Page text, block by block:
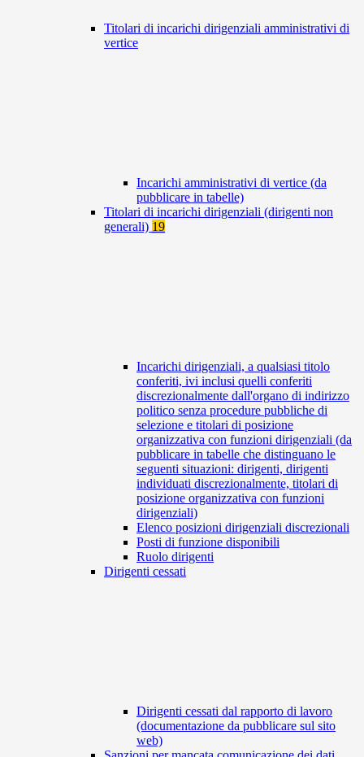
Titolari di incarichi dirigenziali amministrativi di
vertice
Incarichi amministrativi di vertice (da
pubblicare in tabelle)
Titolari di incarichi dirigenziali (dirigenti non
generali) 19
Incarichi dirigenziali, a qualsiasi titolo
conferiti, ivi inclusi quelli conferiti
discrezionalmente dall'organo di indirizzo
politico senza procedure pubbliche di
selezione e titolari di posizione
organizzativa con funzioni dirigenziali (da
pubblicare in tabelle che distinguano le
seguenti situazioni: dirigenti, dirigenti
individuati discrezionalmente, titolari di
posizione organizzativa con funzioni
dirigenziali)
Elenco posizioni dirigenziali discrezionali
Posti di funzione disponibili
Ruolo dirigenti
Dirigenti cessati
Dirigenti cessati dal rapporto di lavoro
(documentazione da pubblicare sul sito
web)